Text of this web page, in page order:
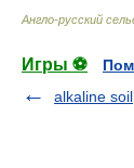
Англо-русский
Игры ⚽
alkaline soil